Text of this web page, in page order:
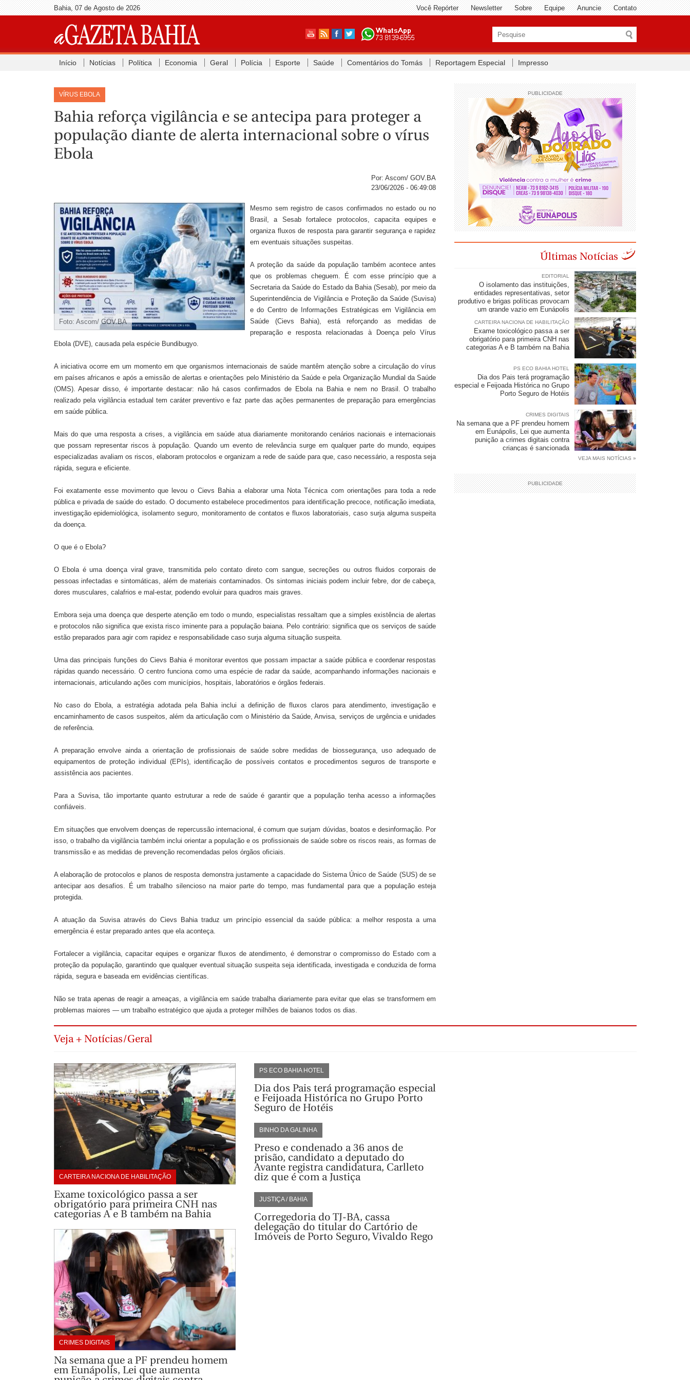
Bahia, 07 de Agosto de 2026 Você Repórter Newsletter Sobre Equipe Anuncie Contato
Início Notícias Política Economia Geral Polícia Esporte Saúde Comentários do Tomás Reportagem Especial Impresso
VÍRUS EBOLA
Bahia reforça vigilância e se antecipa para proteger a
população diante de alerta internacional sobre o vírus
Ebola
Por: Ascom/ GOV.BA
23/06/2026 - 06:49:08
Foto: Ascom/ GOV.BA
Mesmo sem registro de casos confirmados no estado ou no
Brasil, a Sesab fortalece protocolos, capacita equipes e
organiza fluxos de resposta para garantir segurança e rapidez
em eventuais situações suspeitas.
A proteção da saúde da população também acontece antes
que os problemas cheguem. É com esse princípio que a
Secretaria da Saúde do Estado da Bahia (Sesab), por meio da
Superintendência de Vigilância e Proteção da Saúde (Suvisa)
e do Centro de Informações Estratégicas em Vigilância em
Saúde (Cievs Bahia), está reforçando as medidas de
preparação e resposta relacionadas à Doença pelo Vírus
Ebola (DVE), causada pela espécie Bundibugyo.
A iniciativa ocorre em um momento em que organismos internacionais de saúde mantêm atenção sobre a circulação do vírus
em países africanos e após a emissão de alertas e orientações pelo Ministério da Saúde e pela Organização Mundial da Saúde
(OMS). Apesar disso, é importante destacar: não há casos confirmados de Ebola na Bahia e nem no Brasil. O trabalho
realizado pela vigilância estadual tem caráter preventivo e faz parte das ações permanentes de preparação para emergências
em saúde pública.
Mais do que uma resposta a crises, a vigilância em saúde atua diariamente monitorando cenários nacionais e internacionais
que possam representar riscos à população. Quando um evento de relevância surge em qualquer parte do mundo, equipes
especializadas avaliam os riscos, elaboram protocolos e organizam a rede de saúde para que, caso necessário, a resposta seja
rápida, segura e eficiente.
Foi exatamente esse movimento que levou o Cievs Bahia a elaborar uma Nota Técnica com orientações para toda a rede
pública e privada de saúde do estado. O documento estabelece procedimentos para identificação precoce, notificação imediata,
investigação epidemiológica, isolamento seguro, monitoramento de contatos e fluxos laboratoriais, caso surja alguma suspeita
da doença.
O que é o Ebola?
O Ebola é uma doença viral grave, transmitida pelo contato direto com sangue, secreções ou outros fluidos corporais de
pessoas infectadas e sintomáticas, além de materiais contaminados. Os sintomas iniciais podem incluir febre, dor de cabeça,
dores musculares, calafrios e mal-estar, podendo evoluir para quadros mais graves.
Embora seja uma doença que desperte atenção em todo o mundo, especialistas ressaltam que a simples existência de alertas
e protocolos não significa que exista risco iminente para a população baiana. Pelo contrário: significa que os serviços de saúde
estão preparados para agir com rapidez e responsabilidade caso surja alguma situação suspeita.
Uma das principais funções do Cievs Bahia é monitorar eventos que possam impactar a saúde pública e coordenar respostas
rápidas quando necessário. O centro funciona como uma espécie de radar da saúde, acompanhando informações nacionais e
internacionais, articulando ações com municípios, hospitais, laboratórios e órgãos federais.
No caso do Ebola, a estratégia adotada pela Bahia inclui a definição de fluxos claros para atendimento, investigação e
encaminhamento de casos suspeitos, além da articulação com o Ministério da Saúde, Anvisa, serviços de urgência e unidades
de referência.
A preparação envolve ainda a orientação de profissionais de saúde sobre medidas de biossegurança, uso adequado de
equipamentos de proteção individual (EPIs), identificação de possíveis contatos e procedimentos seguros de transporte e
assistência aos pacientes.
Para a Suvisa, tão importante quanto estruturar a rede de saúde é garantir que a população tenha acesso a informações
confiáveis.
Em situações que envolvem doenças de repercussão internacional, é comum que surjam dúvidas, boatos e desinformação. Por
isso, o trabalho da vigilância também inclui orientar a população e os profissionais de saúde sobre os riscos reais, as formas de
transmissão e as medidas de prevenção recomendadas pelos órgãos oficiais.
A elaboração de protocolos e planos de resposta demonstra justamente a capacidade do Sistema Único de Saúde (SUS) de se
antecipar aos desafios. É um trabalho silencioso na maior parte do tempo, mas fundamental para que a população esteja
protegida.
A atuação da Suvisa através do Cievs Bahia traduz um princípio essencial da saúde pública: a melhor resposta a uma
emergência é estar preparado antes que ela aconteça.
Fortalecer a vigilância, capacitar equipes e organizar fluxos de atendimento, é demonstrar o compromisso do Estado com a
proteção da população, garantindo que qualquer eventual situação suspeita seja identificada, investigada e conduzida de forma
rápida, segura e baseada em evidências científicas.
Não se trata apenas de reagir a ameaças, a vigilância em saúde trabalha diariamente para evitar que elas se transformem em
problemas maiores — um trabalho estratégico que ajuda a proteger milhões de baianos todos os dias.
PUBLICIDADE
Últimas Notícias
EDITORIAL
O isolamento das instituições,
entidades representativas, setor
produtivo e brigas políticas provocam
um grande vazio em Eunápolis
CARTEIRA NACIONA DE HABILITAÇÃO
Exame toxicológico passa a ser
obrigatório para primeira CNH nas
categorias A e B também na Bahia
PS ECO BAHIA HOTEL
Dia dos Pais terá programação
especial e Feijoada Histórica no Grupo
Porto Seguro de Hotéis
CRIMES DIGITAIS
Na semana que a PF prendeu homem
em Eunápolis, Lei que aumenta
punição a crimes digitais contra
crianças é sancionada
VEJA MAIS NOTÍCIAS »
PUBLICIDADE
Veja + Notícias/Geral
CARTEIRA NACIONA DE HABILITAÇÃO
Exame toxicológico passa a ser
obrigatório para primeira CNH nas
categorias A e B também na Bahia
CRIMES DIGITAIS
Na semana que a PF prendeu homem
em Eunápolis, Lei que aumenta
PS ECO BAHIA HOTEL
Dia dos Pais terá programação especial
e Feijoada Histórica no Grupo Porto
Seguro de Hotéis
BINHO DA GALINHA
Preso e condenado a 36 anos de
prisão, candidato a deputado do
Avante registra candidatura, Carlleto
diz que é com a Justiça
JUSTIÇA / BAHIA
Corregedoria do TJ-BA, cassa
delegação do titular do Cartório de
Imóveis de Porto Seguro, Vivaldo Rego